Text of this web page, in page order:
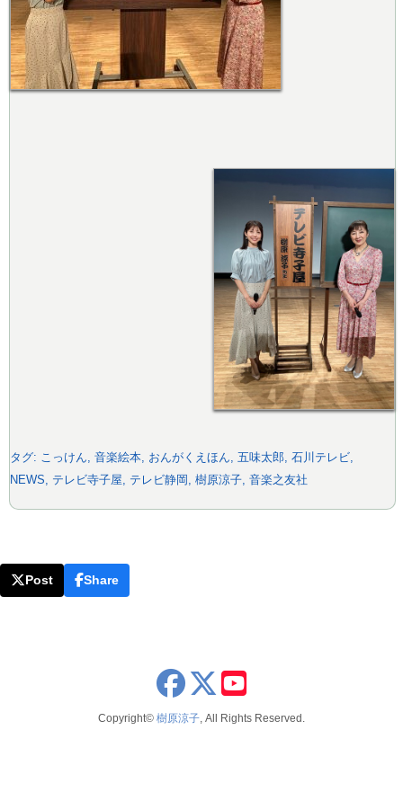
タグ: こっけん 音楽絵本 おんがくえほん 五味太郎 石川テレビ
NEWS
テレビ寺子屋 テレビ静岡 樹原涼子 音楽之友社
Post Share
x
Copyright© 樹原涼子 , All Rights Reserved.